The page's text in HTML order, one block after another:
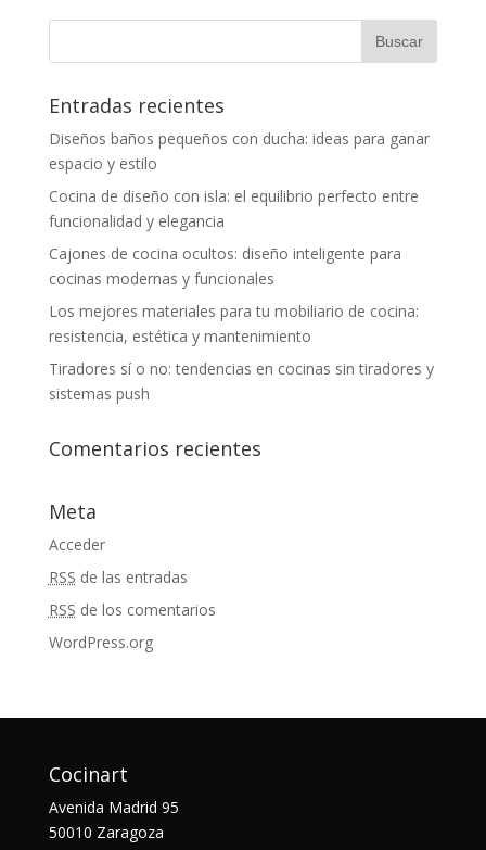
Entradas recientes
Diseños baños pequeños con ducha: ideas para ganar
espacio y estilo
Cocina de diseño con isla: el equilibrio perfecto entre
funcionalidad y elegancia
Cajones de cocina ocultos: diseño inteligente para
cocinas modernas y funcionales
Los mejores materiales para tu mobiliario de cocina:
resistencia, estética y mantenimiento
Tiradores sí o no: tendencias en cocinas sin tiradores y
sistemas push
Comentarios recientes
Meta
Acceder
RSS de las entradas
RSS de los comentarios
WordPress.org
Cocinart
Avenida Madrid 95
50010 Zaragoza